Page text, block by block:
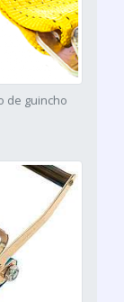
de guincho